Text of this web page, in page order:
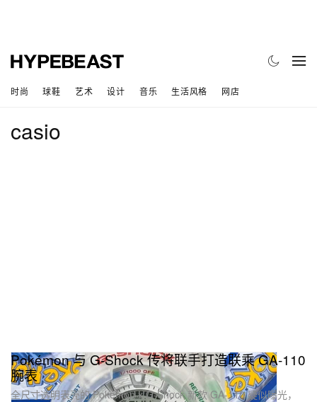
时尚 球鞋 艺术 设计 音乐 生活风格 网店
casio
Pokémon 与 G-Shock 传将联手打造联乘 GA-110
腕表
全尺寸透明表壳的 Pokémon x G-Shock 新款 GA-110 疑似曝光，